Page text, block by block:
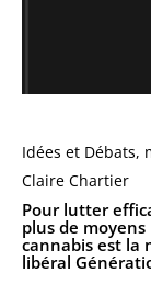
Idées et Débats,
Claire Chartier
Pour lutter
plus de
cannabis est la
libéral